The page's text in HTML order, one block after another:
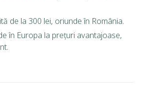
de la 300 lei, oriunde în România.
în Europa la prețuri avantajoase,